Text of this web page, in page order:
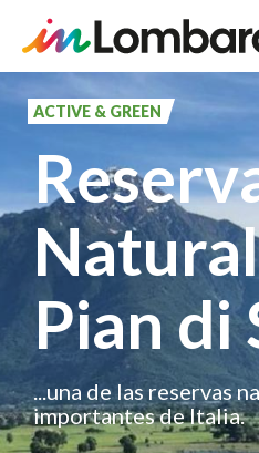
Pasar
principal
ACTIVE & GREEN
Pian di
...una de las reservas
importantes de Italia.